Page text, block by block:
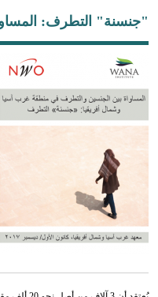
"جنسنة" التطرف: